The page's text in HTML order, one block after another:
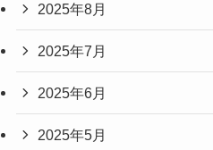
2025年8月
2025年7月
2025年6月
2025年5月